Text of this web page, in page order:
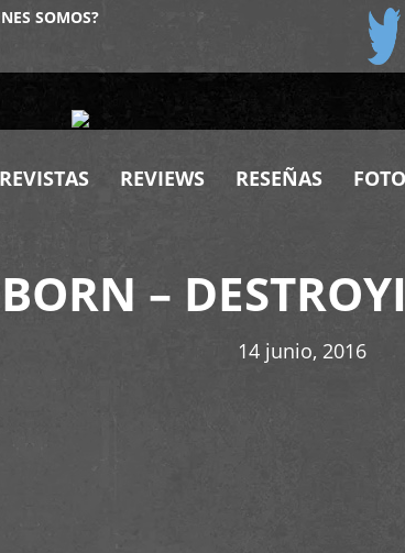
SOMOS?
REVIEWS RESEÑAS
–
14 junio, 2016